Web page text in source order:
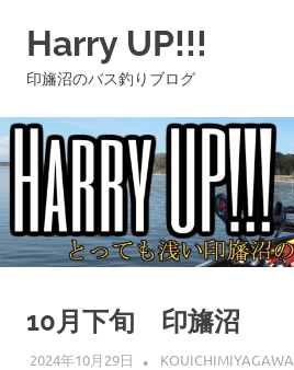
ツ
へ
ス
キ
ッ
プ
Harry UP!!!
印旛沼のバス釣りブログ
10月下旬 印旛沼
2024年10月29日 KOUICHIMIYAGAWA